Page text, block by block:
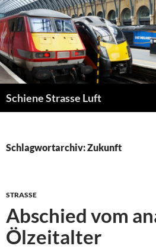
Zum
Inhalt
springen
Schiene Strasse Luft
Schlagwortarchiv: Zukunft
STRASSE
Abschied vom
Ölzeitalter